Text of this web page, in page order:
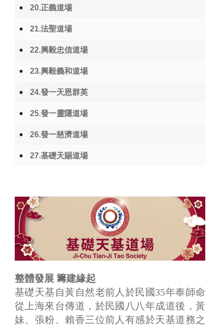
20.正義道場
21.法聖道場
22.興毅忠信道場
23.興毅義和道場
24.發一天恩群英
25.發一靈隱道場
26.發一慈濟道場
27.基礎天賜道場
整體發展 籌建緣起
基礎天基自黃自然老前人於民國35年奉師命
從上海來台傳道，於民國八八年成道後，黃
妹、張粉、賴香三位前人有感於天基道務之